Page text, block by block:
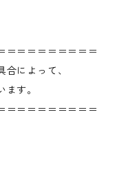
＝＝＝＝＝＝＝＝＝
によって、
ます。
＝＝＝＝＝＝＝＝＝